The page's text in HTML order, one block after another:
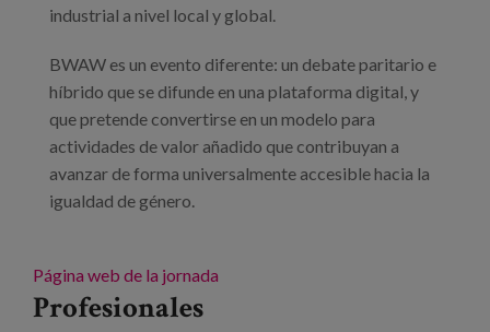
industrial a nivel local y global.
BWAW es un evento diferente: un debate paritario e
híbrido que se difunde en una plataforma digital, y
que pretende convertirse en un modelo para
actividades de valor añadido que contribuyan a
avanzar de forma universalmente accesible hacia la
igualdad de género.
Página web de la jornada
Profesionales